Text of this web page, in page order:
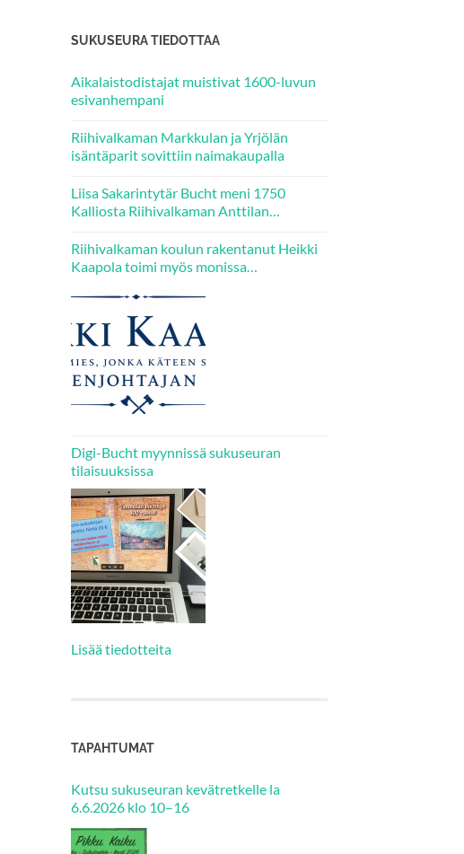
SUKUSEURA TIEDOTTAA
Aikalaistodistajat muistivat 1600-luvun
esivanhempani
Riihivalkaman Markkulan ja Yrjölän
isäntäparit sovittiin naimakaupalla
Liisa Sakarintytär Bucht meni 1750
Kalliosta Riihivalkaman Anttilan
puolestaan Kallion Jaakkolan veljesten
puolisoiksi.
Riihivalkaman koulun rakentanut Heikki
Kaapola toimi myös monissa
Digi-Bucht myynnissä sukuseuran
tilaisuuksissa
Lisää tiedotteita
TAPAHTUMAT
Kutsu sukuseuran kevätretkelle la
6.6.2026 ­klo 10–16